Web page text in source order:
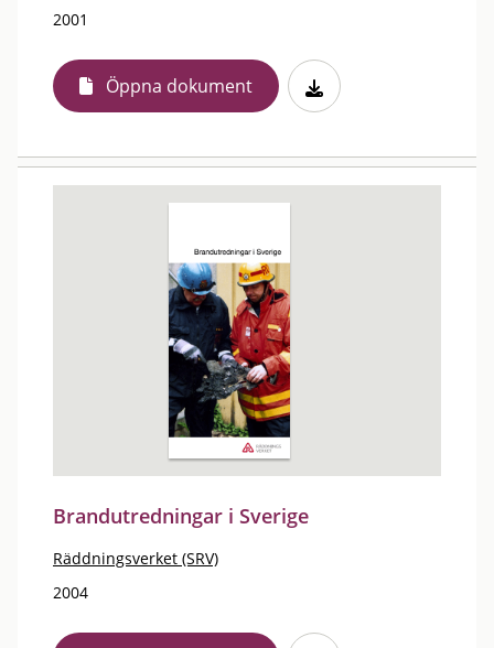
2001
Öppna dokument
Brandutredningar i Sverige
Räddningsverket (SRV)
2004